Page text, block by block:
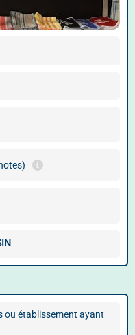
ou établissement ayant